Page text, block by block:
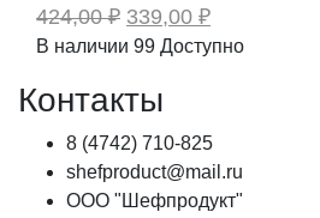
424,00₽ Первоначальная
цена
составляла
339,00 ₽Текущая
339,00 ₽.
В наличии 99 Доступно
Контакты
8 (4742) 710-825
shefproduct@mail.ru
ООО "Шефпродукт"